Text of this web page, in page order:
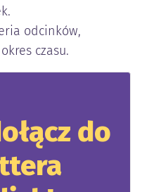
odcinków,
czasu.
do